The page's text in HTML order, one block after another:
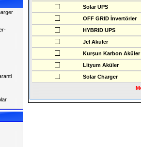
Solar UPS
OFF GRID İnvertörler
HYBRID UPS
Jel Aküler
Kurşun Karbon Aküler
Lityum Aküler
Solar Charger